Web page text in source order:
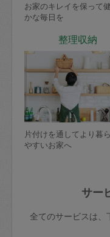
お家のキレイを保って
かな毎日を
整理収納
片付けを通してより暮
やすいお家へ
サー
全てのサービスは、